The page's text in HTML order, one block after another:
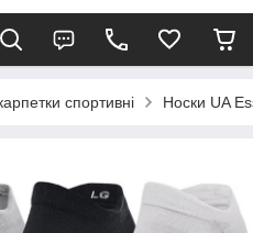
спортивні Носки UA